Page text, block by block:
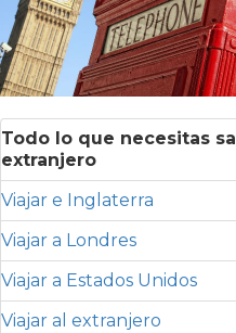
Todo lo que necesitas
extranjero
Viajar e Inglaterra
Viajar a Londres
Viajar a Estados Unidos
Viajar al extranjero